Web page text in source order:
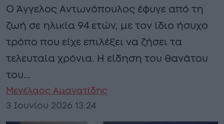
Ο Άγγελος Αντωνόπουλος έφυγε από τη
ζωή σε ηλικία 94 ετών, με τον ίδιο ήσυχο
τρόπο που είχε επιλέξει να ζήσει τα
τελευταία χρόνια. Η είδηση του θανάτου
του…
Μενέλαος Αμανατίδης
3 Ιουνίου 2026 13:24